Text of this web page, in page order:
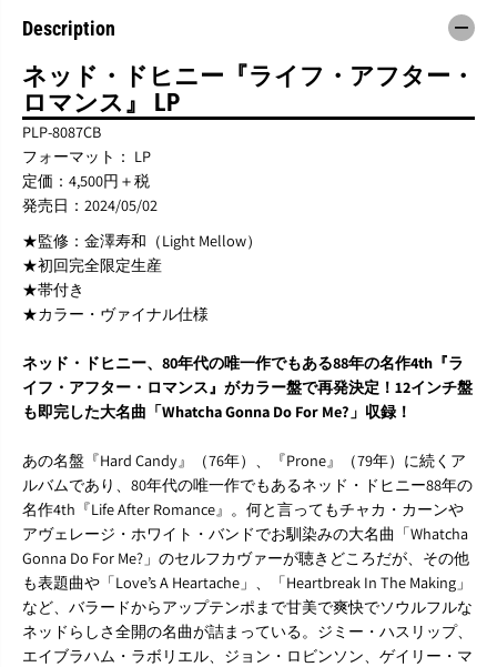
f
e
R
o
a
n
c
』
L
P
e
r
R
m
a
n
c
』
L
Description
ネッド・ドヒニー『ライフ・アフター・
ロマンス』 LP
PLP-8087CB
フォーマット： LP
定価：4,500円＋税
発売日：2024/05/02
★監修：金澤寿和（Light Mellow）
★初回完全限定生産
★帯付き
★カラー・ヴァイナル仕様
ネッド・ドヒニー、80年代の唯一作でもある88年の名作4th『ラ
イフ・アフター・ロマンス』がカラー盤で再発決定！12インチ盤
も即完した大名曲「Whatcha Gonna Do For Me?」収録！
あの名盤『Hard Candy』（76年）、『Prone』（79年）に続くア
ルバムであり、80年代の唯一作でもあるネッド・ドヒニー88年の
名作4th『Life After Romance』。何と言ってもチャカ・カーンや
アヴェレージ・ホワイト・バンドでお馴染みの大名曲「Whatcha
Gonna Do For Me?」のセルフカヴァーが聴きどころだが、その他
も表題曲や「Love’s A Heartache」、「Heartbreak In The Making」
など、バラードからアップテンポまで甘美で爽快でソウルフルな
ネッドらしさ全開の名曲が詰まっている。ジミー・ハスリップ、
エイブラハム・ラボリエル、ジョン・ロビンソン、ゲイリー・マ